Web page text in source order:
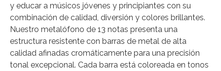
y educar a músicos jóvenes y principiantes con su
combinación de calidad, diversión y colores brillantes.
Nuestro metalófono de 13 notas presenta una
estructura resistente con barras de metal de alta
calidad afinadas cromáticamente para una precisión
tonal excepcional. Cada barra está coloreada en tonos